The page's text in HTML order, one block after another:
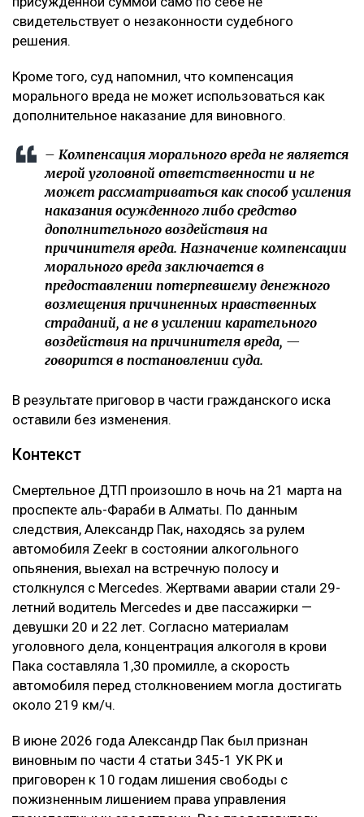
свидетельствует о незаконности судебного
решения.
Кроме того, суд напомнил, что компенсация
морального вреда не может использоваться как
дополнительное наказание для виновного.
– Компенсация морального вреда не является
мерой уголовной ответственности и не
может рассматриваться как способ усиления
наказания осужденного либо средство
дополнительного воздействия на
причинителя вреда. Назначение компенсации
морального вреда заключается в
предоставлении потерпевшему денежного
возмещения причиненных нравственных
страданий, а не в усилении карательного
воздействия на причинителя вреда, —
говорится в постановлении суда.
В результате приговор в части гражданского иска
оставили без изменения.
Контекст
Смертельное ДТП произошло в ночь на 21 марта на
проспекте аль-Фараби в Алматы. По данным
следствия, Александр Пак, находясь за рулем
автомобиля Zeekr в состоянии алкогольного
опьянения, выехал на встречную полосу и
столкнулся с Mercedes. Жертвами аварии стали 29-
летний водитель Mercedes и две пассажирки —
девушки 20 и 22 лет. Согласно материалам
уголовного дела, концентрация алкоголя в крови
Пака составляла 1,30 промилле, а скорость
автомобиля перед столкновением могла достигать
около 219 км/ч.
В июне 2026 года Александр Пак был признан
виновным по части 4 статьи 345-1 УК РК и
приговорен к 10 годам лишения свободы с
пожизненным лишением права управления